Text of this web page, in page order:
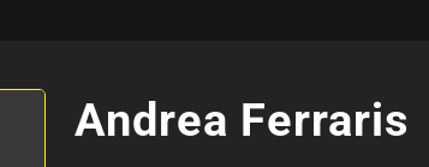
Andrea Ferraris